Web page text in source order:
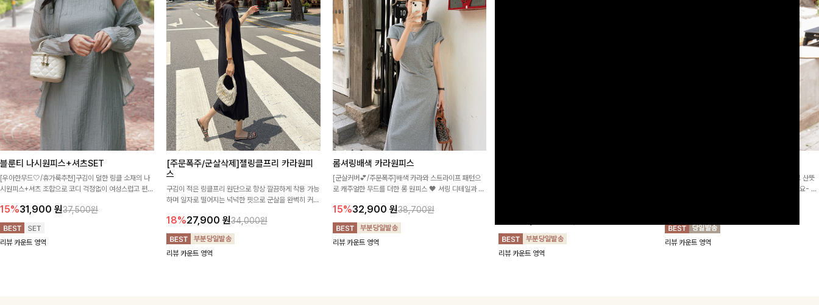
블룬티 나시원피스+셔츠SET
[우아한무드🤍/휴가룩추천]구김이 덜한 링클 소재의 나
시원피스+셔츠 조합으로 코디 걱정없이 여성스럽고 편안
15%31,900 원37,500원
리뷰 카운트 영역
[주문폭주/군살삭제]젤링클프리 카라원피
스
구김이 적은 링클프리 원단으로 항상 깔끔하게 착용 가능
하며 일자로 떨어지는 넉넉한 핏으로 군살을 완벽히 커버
18%27,900 원34,000원
리뷰 카운트 영역
롬셔링배색 카라원피스
[군살커버💕/주문폭주]배색 카라와 스트라이프 패턴으
로 캐주얼한 무드를 더한 롱 원피스 🖤 셔링 디테일과 쫀
15%32,900 원38,700원
리뷰 카운트 영역
리뷰 카운트 영역
[청순무드/체형커버]꾸안꾸 무드의 정석🤍 가볍고 산뜻
한 착용감으로 여름 내내 손이 자주 가는 원피스예요- 은
리뷰 카운트 영역